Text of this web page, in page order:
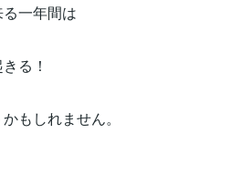
一年間は
る！
もしれません。